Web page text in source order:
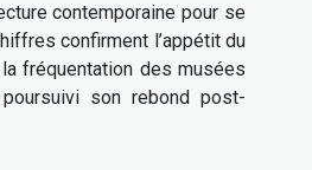
contemporaine pour se
confirment l’appétit du
la fréquentation des musées
son rebond post-